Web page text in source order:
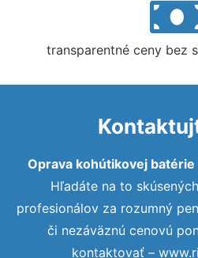
transparentné ceny bez
Oprava kohútikovej
Hľadáte na to
profesionálov za rozumný
či nezáväznú cenovú
kontaktovať –